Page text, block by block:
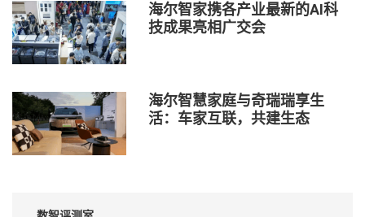
海尔智家携各产业最新的AI科
技成果亮相广交会
海尔智慧家庭与奇瑞瑞享生
活：车家互联，共建生态